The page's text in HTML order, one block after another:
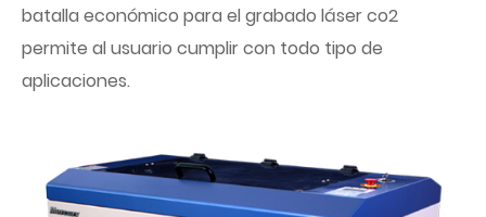
batalla económico para el grabado láser co2
permite al usuario cumplir con todo tipo de
aplicaciones.